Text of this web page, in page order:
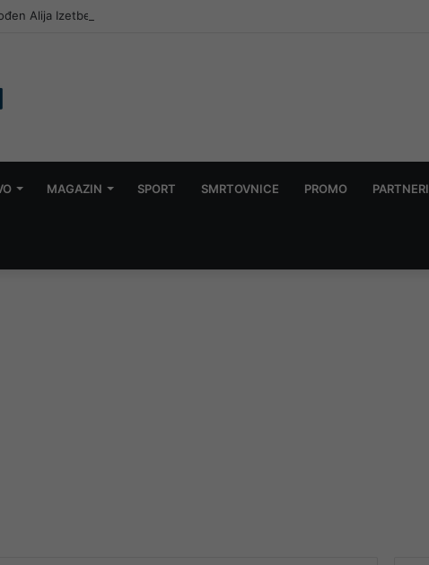
Alija Izetbegović: Život posvećen Bosni i Hercegovini
MAGAZIN SPORT SMRTOVNICE PROMO PARTNERI